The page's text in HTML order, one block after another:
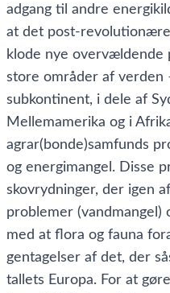
adgang til andre
at det post-
klode nye overvældende
store områder af verden
subkontinent, i dele af
Mellemamerika og i
agrar(bonde)samfunds
og energimangel. Disse
skovrydninger, der igen
problemer (vandmangel)
med at flora og fauna
gentagelser af det, der
tallets Europa. For at